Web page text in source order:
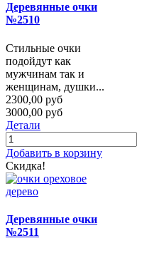
Деревянные очки
№2510
Стильные очки
подойдут как
мужчинам так и
женщинам, душки...
2300,00 руб
3000,00 руб
Детали
Добавить в корзину
Скидка!
Деревянные очки
№2511